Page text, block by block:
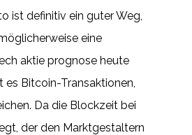
ist definitiv ein guter Weg,
eine
aktie prognose heute
Bitcoin-Transaktionen,
Da die Blockzeit bei
der den Marktgestaltern